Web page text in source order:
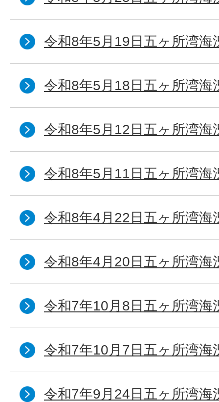
令和8年5月19日五ヶ所湾海
令和8年5月18日五ヶ所湾海
令和8年5月12日五ヶ所湾海
令和8年5月11日五ヶ所湾海
令和8年4月22日五ヶ所湾海
令和8年4月20日五ヶ所湾海
令和7年10月8日五ヶ所湾海
令和7年10月7日五ヶ所湾海
令和7年9月24日五ヶ所湾海